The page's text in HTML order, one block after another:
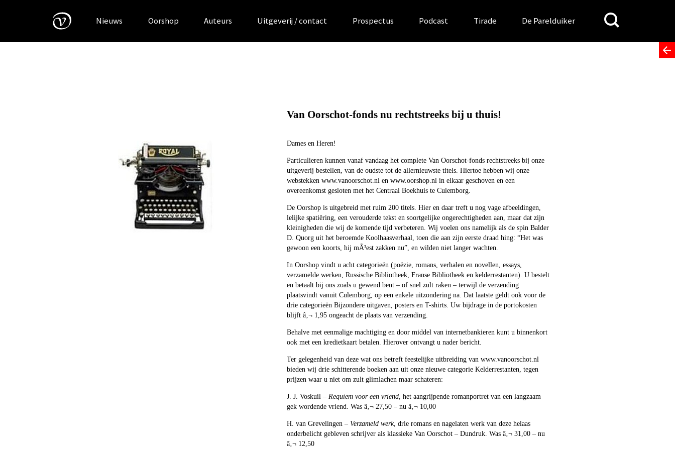
Nieuws Oorshop Auteurs Uitgeverij / contact Prospectus Podcast Tirade De Parelduiker
Search
for:
Van Oorschot-fonds nu rechtstreeks bij u thuis!
Dames en Heren!
Particulieren kunnen vanaf vandaag het complete Van Oorschot-fonds rechtstreeks bij onze
uitgeverij bestellen, van de oudste tot de allernieuwste titels. Hiertoe hebben wij onze
webstekken www.vanoorschot.nl en www.oorshop.nl in elkaar geschoven en een
overeenkomst gesloten met het Centraal Boekhuis te Culemborg.
De Oorshop is uitgebreid met ruim 200 titels. Hier en daar treft u nog vage afbeeldingen,
lelijke spatiëring, een verouderde tekst en soortgelijke ongerechtigheden aan, maar dat zijn
kleinigheden die wij de komende tijd verbeteren. Wij voelen ons namelijk als de spin Balder
D. Quorg uit het beroemde Koolhaasverhaal, toen die aan zijn eerste draad hing: “Het was
gewoon een koorts, hij mÃ³est zakken nu”, en wilden niet langer wachten.
In Oorshop vindt u acht categorieën (poëzie, romans, verhalen en novellen, essays,
verzamelde werken, Russische Bibliotheek, Franse Bibliotheek en kelderrestanten). U bestelt
en betaalt bij ons zoals u gewend bent – of snel zult raken – terwijl de verzending
plaatsvindt vanuit Culemborg, op een enkele uitzondering na. Dat laatste geldt ook voor de
drie categorieën Bijzondere uitgaven, posters en T-shirts. Uw bijdrage in de portokosten
blijft â‚¬ 1,95 ongeacht de plaats van verzending.
Behalve met eenmalige machtiging en door middel van internetbankieren kunt u binnenkort
ook met een kredietkaart betalen. Hierover ontvangt u nader bericht.
Ter gelegenheid van deze wat ons betreft feestelijke uitbreiding van www.vanoorschot.nl
bieden wij drie schitterende boeken aan uit onze nieuwe categorie Kelderrestanten, tegen
prijzen waar u niet om zult glimlachen maar schateren:
J. J. Voskuil – Requiem voor een vriend , het aangrijpende romanportret van een langzaam
gek wordende vriend. Was â‚¬ 27,50 – nu â‚¬ 10,00
H. van Grevelingen – Verzameld werk, drie romans en nagelaten werk van deze helaas
onderbelicht gebleven schrijver als klassieke Van Oorschot – Dundruk. Was â‚¬ 31,00 – nu
â‚¬ 12,50